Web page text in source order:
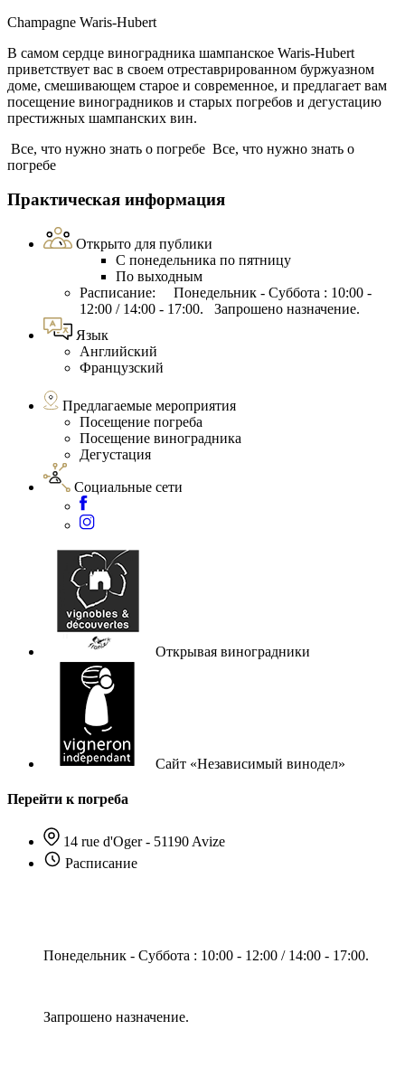
Champagne Waris-Hubert
В самом сердце виноградника шампанское Waris-Hubert
приветствует вас в своем отреставрированном буржуазном
доме, смешивающем старое и современное, и предлагает вам
посещение виноградников и старых погребов и дегустацию
престижных шампанских вин.
Все, что нужно знать о погребе Все, что нужно знать о
погребе
Практическая информация
Открыто для публики
С понедельника по пятницу
По выходным
Расписание: Понедельник - Суббота : 10:00 -
12:00 / 14:00 - 17:00. Запрошено назначение.
Язык
Английский
Французский
Предлагаемые мероприятия
Посещение погреба
Посещение виноградника
Дегустация
Социальные сети
Открывая виноградники
Сайт «Независимый винодел»
Перейти к погреба
14 rue d'Oger - 51190 Avize
Расписание
Понедельник - Суббота : 10:00 - 12:00 / 14:00 - 17:00.
Запрошено назначение.